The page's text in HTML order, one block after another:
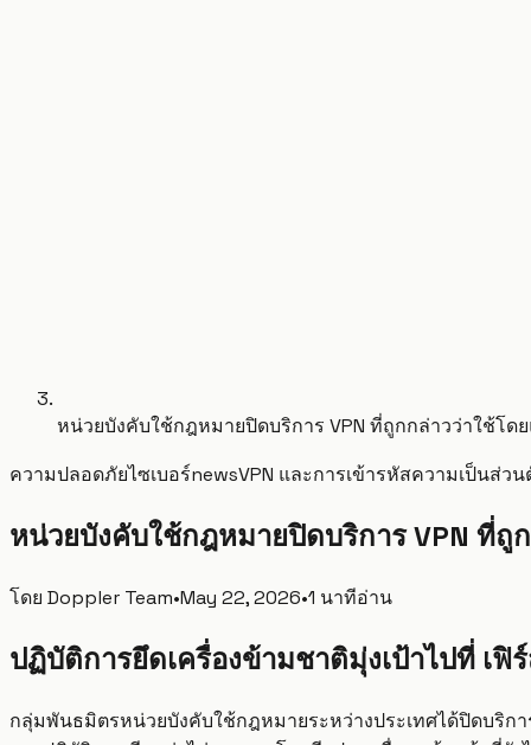
หน่วยบังคับใช้กฎหมายปิดบริการ VPN ที่ถูกกล่าวว่าใช้โดย
ความปลอดภัยไซเบอร์newsVPN และการเข้ารหัสความเป็นส่วน
หน่วยบังคับใช้กฎหมายปิดบริการ VPN ที่ถู
โดย Doppler Team•May 22, 2026•1 นาทีอ่าน
ปฏิบัติการยึดเครื่องข้ามชาติมุ่งเป้าไปที่ เฟิร์
กลุ่มพันธมิตรหน่วยบังคับใช้กฎหมายระหว่างประเทศได้ปิดบริก